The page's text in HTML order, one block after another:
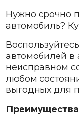
Нужно срочно
автомобиль?
автомобилей в
неисправном
любом
выгодных для